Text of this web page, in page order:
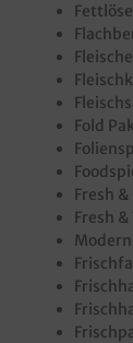
Fold
Fresh
Fresh